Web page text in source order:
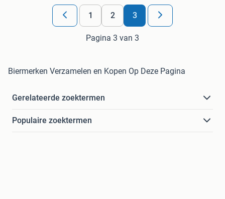
1 2 3
Pagina 3 van 3
Biermerken Verzamelen en Kopen Op Deze Pagina
Gerelateerde zoektermen
Populaire zoektermen